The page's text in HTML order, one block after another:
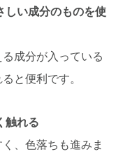
しい成分のものを使
成分が入っている
と便利です。
触れる
、色落ちも進みま